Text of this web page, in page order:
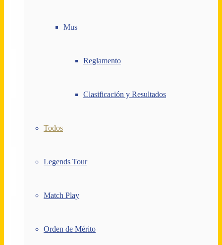
Mus
Reglamento
Clasificación y Resultados
Todos
Legends Tour
Match Play
Orden de Mérito